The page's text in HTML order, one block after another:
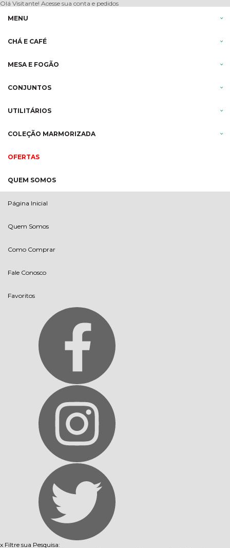
Olá Visitante! Acesse sua conta e pedidos
MENU
CHÁ E CAFÉ
MESA E FOGÃO
CONJUNTOS
UTILITÁRIOS
COLEÇÃO MARMORIZADA
OFERTAS
QUEM SOMOS
Página Inicial
Quem Somos
Como Comprar
Fale Conosco
Favoritos
x Filtre sua Pesquisa: